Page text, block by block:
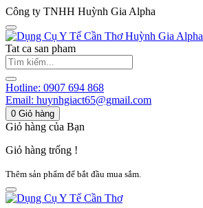
Công ty TNHH Huỳnh Gia Alpha
Huỳnh Gia Alpha
Tat ca san pham
Hotline: 0907 694 868
Email: huynhgiact65@gmail.com
0 Giỏ hàng
Giỏ hàng của Bạn
Giỏ hàng trống !
Thêm sản phẩm để bắt đầu mua sắm.